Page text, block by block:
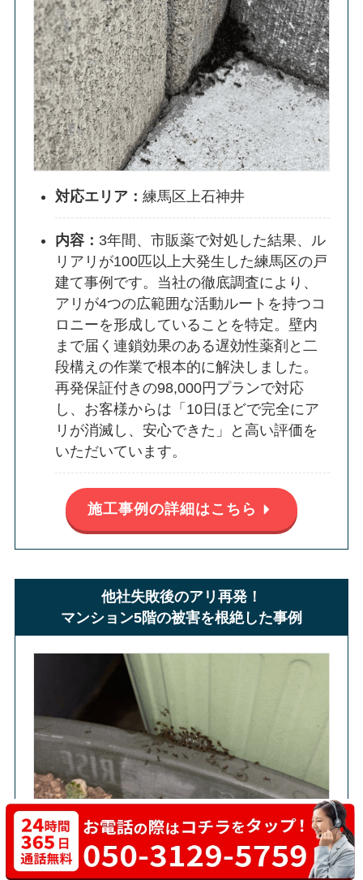
対応エリア：練馬区上石神井
内容： 3年間、市販薬で対処した結果、ル
リアリが100匹以上大発生した練馬区の戸
建て事例です。当社の徹底調査により、
アリが4つの広範囲な活動ルートを持つコ
ロニーを形成していることを特定。壁内
まで届く連鎖効果のある遅効性薬剤と二
段構えの作業で根本的に解決しました。
再発保証付きの98,000円プランで対応
し、お客様からは「10日ほどで完全にア
リが消滅し、安心できた」と高い評価を
いただいています。
施工事例の詳細はこちら
他社失敗後のアリ再発！
マンション5階の被害を根絶した事例